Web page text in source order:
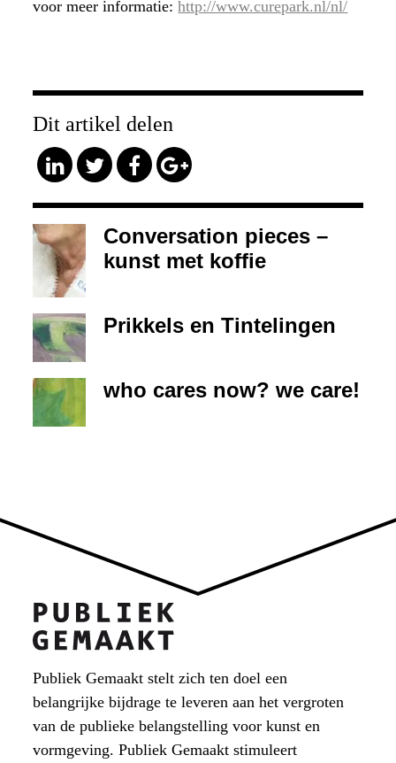
voor meer informatie:http://www.curepark.nl/nl/
Dit artikel delen
Conversation pieces –
kunst met koffie
Prikkels en Tintelingen
who cares now? we care!
Publiek Gemaakt stelt zich ten doel een
belangrijke bijdrage te leveren aan het vergroten
van de publieke belangstelling voor kunst en
vormgeving. Publiek Gemaakt stimuleert